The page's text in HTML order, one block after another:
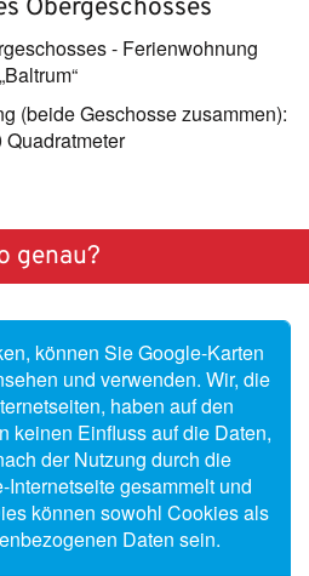
Obergeschosses
(beide Geschosse zusammen):
Quadratmeter
genau?
können Sie Google-Karten
und verwenden. Wir, die
haben auf den
keinen Einfluss auf die Daten,
der Nutzung durch die
Internetseite gesammelt und
können sowohl Cookies als
Daten sein.